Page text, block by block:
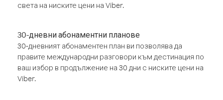
света на ниските цени на Viber.
30-дневни абонаментни планове
30-дневният абонаментен план ви позволява да
правите международни разговори към дестинация по
ваш избор в продължение на 30 дни с ниските цени на
Viber.